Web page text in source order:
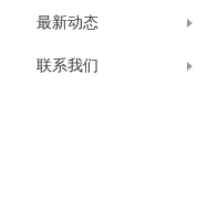
最新动态
联系我们